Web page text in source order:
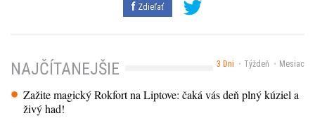
Zdieľať
3 Dni Týždeň Mesiac
NAJČÍTANEJŠIE
Zažite magický Rokfort na Liptove: čaká vás deň plný kúziel a
živý had!